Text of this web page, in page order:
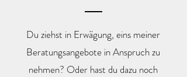
Du ziehst in Erwägung, eins meiner
Beratungsangebote in Anspruch zu
nehmen? Oder hast du dazu noch